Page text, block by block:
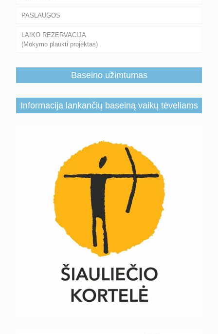
PASLAUGOS
LAIKO REZERVACIJA
(Mokymo plaukti projektas)
Baseino užimtumas
Informacija lankančių baseiną vaikų tėveliams